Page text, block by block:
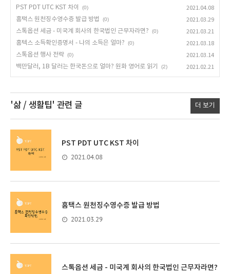
PST PDT UTC KST 차이
(0)
2021.04.08
홈택스 원천징수영수증 발급 방법
(0)
2021.03.29
스톡옵션 세금 - 미국계 회사의 한국법인 근무자라면?
(0)
2021.03.21
홈텍스 소득확인증명서 - 나의 소득은 얼마?
(0)
2021.03.18
스톡옵션 행사 전략 (0)
2021.03.14
백만달러, 1B 달러는 한국돈으로 얼마? 원화 영어로 읽기
(2) 2021.02.21
'삶 / 생활팁' 관련 글 더 보기
PST PDT UTC KST 차이
2021.04.08
홈택스 원천징수영수증 발급 방법
2021.03.29
스톡옵션 세금 - 미국계 회사의 한국법인 근무자라면?